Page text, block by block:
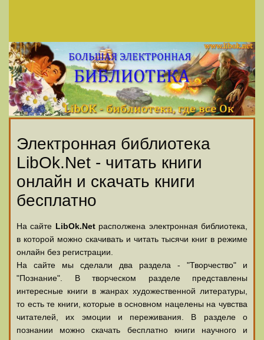
Электронная библиотека
LibOk.Net - читать книги
онлайн и скачать книги
бесплатно
На сайте LibOk.Netрасполжена электронная библиотека,
в которой можно скачивать и читать тысячи книг в режиме
онлайн без регистрации.
На сайте мы сделали два раздела - "Творчество" и
"Познание". В творческом разделе представлены
интересные книги в жанрах художественной литературы,
то есть те книги, которые в основном нацелены на чувства
читателей, их эмоции и переживания. В разделе о
познании можно скачать бесплатно книги научного и